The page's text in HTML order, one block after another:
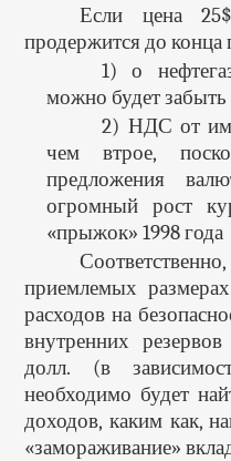
Если цена
продержится до конца
1) о
можно будет забыть
2) НДС от
чем втрое,
предложения
огромный рост
«прыжок» 1998 года
приемлемых
расходов на
внутренних
долл. (в
необходимо будет
доходов, каким как,
«замораживание»